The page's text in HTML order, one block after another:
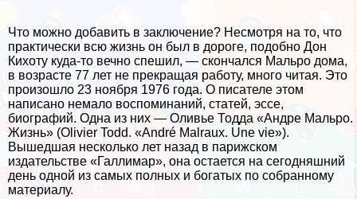
Что можно добавить в заключение? Несмотря на то, что
пpaктически всю жизнь он был в дороге, подобно Дон
Кихоту куда-то вечно спешил, — скончался Мальро дома,
в возрасте 77 лет не прекращая работу, много читая. Это
произошло 23 ноября 1976 года. О писателе этом
написано немало воспоминаний, статей, эссе,
биографий. Одна из них — Оливье Тодда «Андре Мальро.
Жизнь» (Olivier Todd. «André Malraux. Une vie»).
Вышедшая несколько лет назад в парижском
издательстве «Галлимар», она остается на сегодняшний
день одной из самых полных и богатых по собранному
материалу.